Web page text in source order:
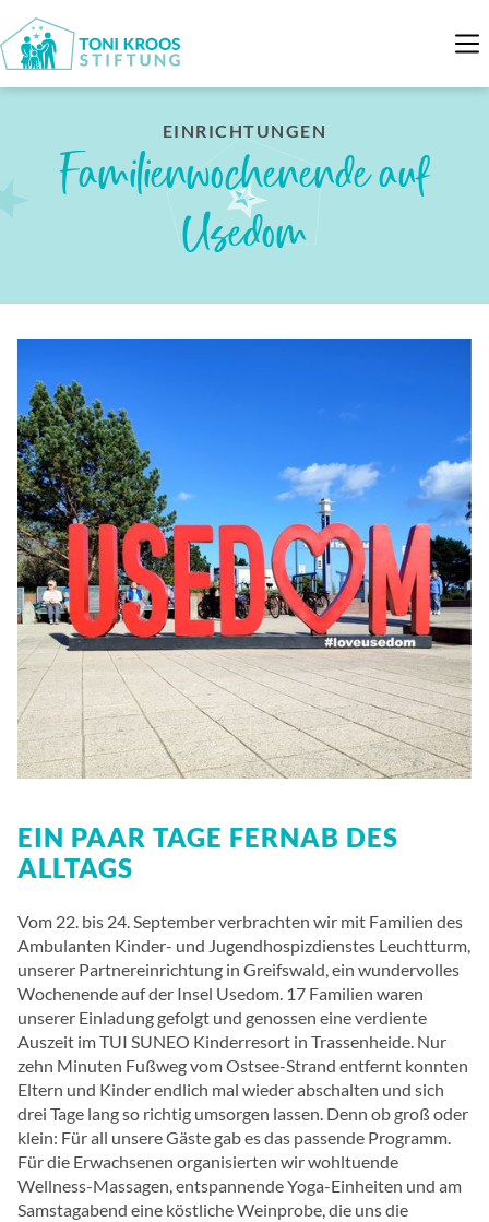
EINRICHTUNGEN
Familienwochenende auf
Usedom
EIN PAAR TAGE FERNAB DES
ALLTAGS
Vom 22. bis 24. September verbrachten wir mit Familien des
Ambulanten Kinder- und Jugendhospizdienstes Leuchtturm,
unserer Partnereinrichtung in Greifswald, ein wundervolles
Wochenende auf der Insel Usedom. 17 Familien waren
unserer Einladung gefolgt und genossen eine verdiente
Auszeit im TUI SUNEO Kinderresort in Trassenheide. Nur
zehn Minuten Fußweg vom Ostsee-Strand entfernt konnten
Eltern und Kinder endlich mal wieder abschalten und sich
drei Tage lang so richtig umsorgen lassen. Denn ob groß oder
klein: Für all unsere Gäste gab es das passende Programm.
Für die Erwachsenen organisierten wir wohltuende
Wellness-Massagen, entspannende Yoga-Einheiten und am
Samstagabend eine köstliche Weinprobe, die uns die